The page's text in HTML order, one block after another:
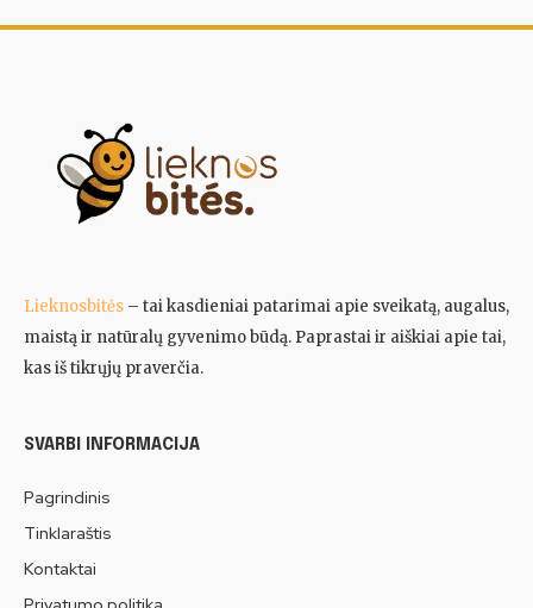
Lieknosbitės – tai kasdieniai patarimai apie sveikatą, augalus,
maistą ir natūralų gyvenimo būdą. Paprastai ir aiškiai apie tai,
kas iš tikrųjų praverčia.
SVARBI INFORMACIJA
Pagrindinis
Tinklaraštis
Kontaktai